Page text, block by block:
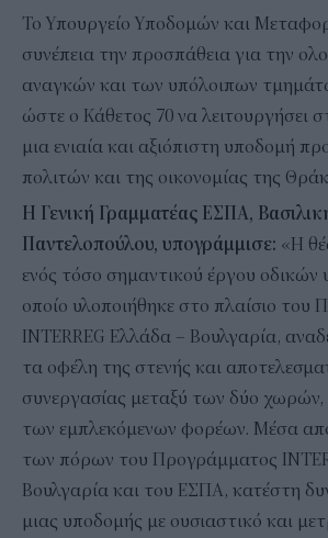
Το Υπουργείο Υποδομών και
συνέπεια την προσπάθεια για την
αναγκών και των υπόλοιπων
ώστε ο Κάθετος 70 να λειτουργήσει
μια ενιαία και αξιόπιστη υποδομή
πολιτών και της οικονομίας της
Η Γενική Γραμματέας ΕΣΠΑ,
Παντελοπούλου, υπογράμμισε: «Η
ενός τόσο σημαντικού έργου
οποίο υλοποιήθηκε στο πλαίσιο του
INTERREG Ελλάδα – Βουλγαρία,
τα οφέλη της στενής και
συνεργασίας μεταξύ των δύο
των εμπλεκόμενων φορέων. Μέσα
των πόρων του Προγράμματος
Βουλγαρία και του ΕΣΠΑ, κατέστη
μιας υποδομής με ουσιαστικό και